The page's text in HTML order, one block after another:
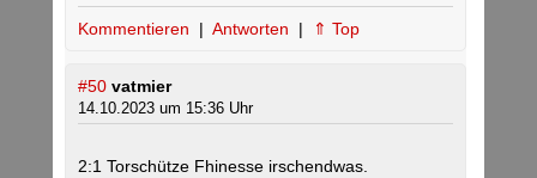
Kommentieren | Antworten | ⇑ Top
#50 vatmier
14.10.2023 um 15:36 Uhr
2:1 Torschütze Fhinesse irschendwas.